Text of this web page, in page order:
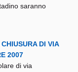
saranno
DI VIA
2007
di via